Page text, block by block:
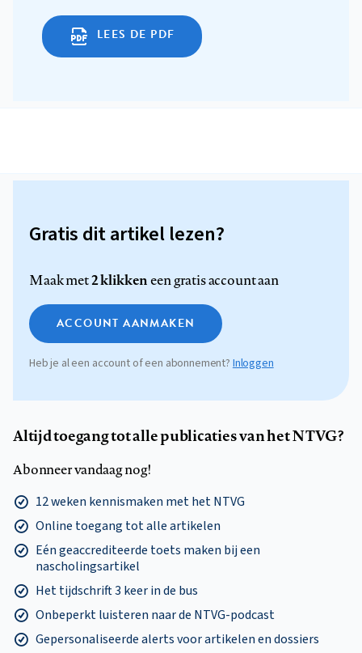
LEES DE PDF
Gratis dit artikel lezen?
Maak met2 klikkeneen gratis account aan
ACCOUNT AANMAKEN
Heb je al een account of een abonnement? Inloggen
Altijd toegang tot alle publicaties van het NTVG?
Abonneer vandaag nog!
12 weken kennismaken met het NTVG
Online toegang tot alle artikelen
Eén geaccrediteerde toets maken bij een
nascholingsartikel
Het tijdschrift 3 keer in de bus
Onbeperkt luisteren naar de NTVG-podcast
Gepersonaliseerde alerts voor artikelen en dossiers